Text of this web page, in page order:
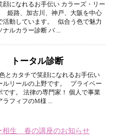
顔になれるお手伝い カラーズ・リー
姫路、加古川、神戸、大阪を中心
活動しています。 似合う色で魅力
ナルカラー診断 バ ...
トータル診断
とカタチで笑顔になれるお手伝い
ルリールの上野です。 プライベー
です。 法律の専門家！ 個人で事業
ラフィフのM様 ...
生 春の講座のお知らせ